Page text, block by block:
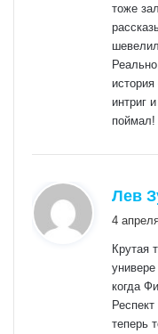
тоже
интриг
поймал!
Лев
4
Крутая
когда
теперь